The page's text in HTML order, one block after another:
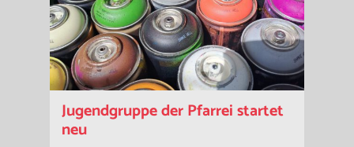
Jugendgruppe der Pfarrei startet
neu